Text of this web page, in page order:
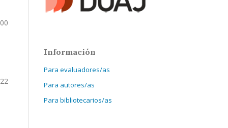
Información
Para evaluadores/as
Para autores/as
Para bibliotecarios/as